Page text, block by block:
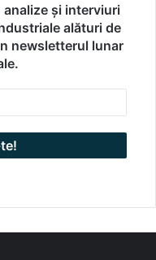
și interviuri
alături de
newsletterul lunar